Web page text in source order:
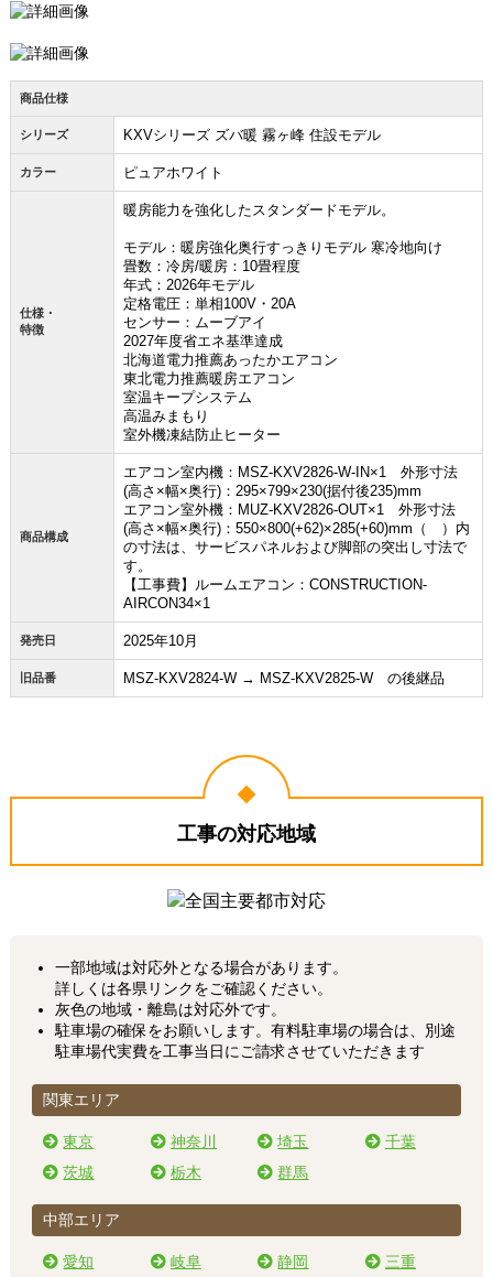
お買い物を続ける カートへ進む
商品仕様
シリーズ KXVシリーズ ズバ暖 霧ヶ峰 住設モデル
カラー ピュアホワイト
仕様・
特徴
暖房能力を強化したスタンダードモデル。
モデル：暖房強化奥行すっきりモデル 寒冷地向け
畳数：冷房/暖房：10畳程度
年式：2026年モデル
定格電圧：単相100V・20A
センサー：ムーブアイ
2027年度省エネ基準達成
北海道電力推薦あったかエアコン
東北電力推薦暖房エアコン
室温キープシステム
高温みまもり
室外機凍結防止ヒーター
商品構成
エアコン室内機：MSZ-KXV2826-W-IN×1 外形寸法
(高さ×幅×奥行)：295×799×230(据付後235)mm
エアコン室外機：MUZ-KXV2826-OUT×1 外形寸法
(高さ×幅×奥行)：550×800(+62)×285(+60)mm（ ）内
の寸法は、サービスパネルおよび脚部の突出し寸法で
す。
【工事費】ルームエアコン：CONSTRUCTION-
AIRCON34×1
発売日 2025年10月
旧品番 MSZ-KXV2824-W → MSZ-KXV2825-W の後継品
工事の対応地域
一部地域は対応外となる場合があります。
詳しくは各県リンクをご確認ください。
灰色の地域・離島は対応外です。
駐車場の確保をお願いします。有料駐車場の場合は、別途
駐車場代実費を工事当日にご請求させていただきます
関東エリア
東京 神奈川 埼玉
千葉
茨城
栃木 群馬
中部エリア
愛知 岐阜 静岡 三重